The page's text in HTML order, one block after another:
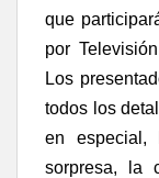
que
por
Los
todos los
en especial,
sorpresa, la